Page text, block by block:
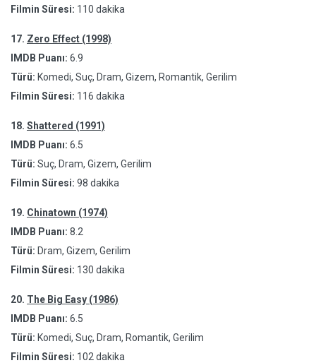
Filmin Süresi: 110 dakika
17. Zero Effect (1998)
IMDB Puanı: 6.9
Türü: Komedi, Suç, Dram, Gizem, Romantik, Gerilim
Filmin Süresi: 116 dakika
18. Shattered (1991)
IMDB Puanı: 6.5
Türü: Suç, Dram, Gizem, Gerilim
Filmin Süresi: 98 dakika
19. Chinatown (1974)
IMDB Puanı: 8.2
Türü: Dram, Gizem, Gerilim
Filmin Süresi: 130 dakika
20. The Big Easy (1986)
IMDB Puanı: 6.5
Türü: Komedi, Suç, Dram, Romantik, Gerilim
Filmin Süresi: 102 dakika